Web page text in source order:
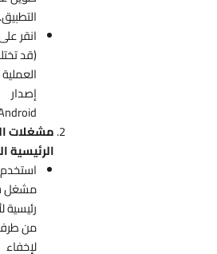
التطبيق.
انقر على “إزالة”
(قد تختلف
العملية حسب
Android).
مشغلات الشاشة
الرئيسية البديلة:
استخدم
مشغل شاشة
رئيسية لأندرويد
من طرف ثالث